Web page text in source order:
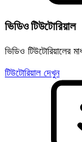
ভিডিও টিউটোরিয়াল
ভিডিও
টিউটোরিয়াল দেখুন